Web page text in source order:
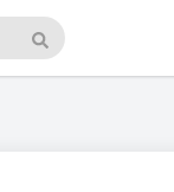
Search